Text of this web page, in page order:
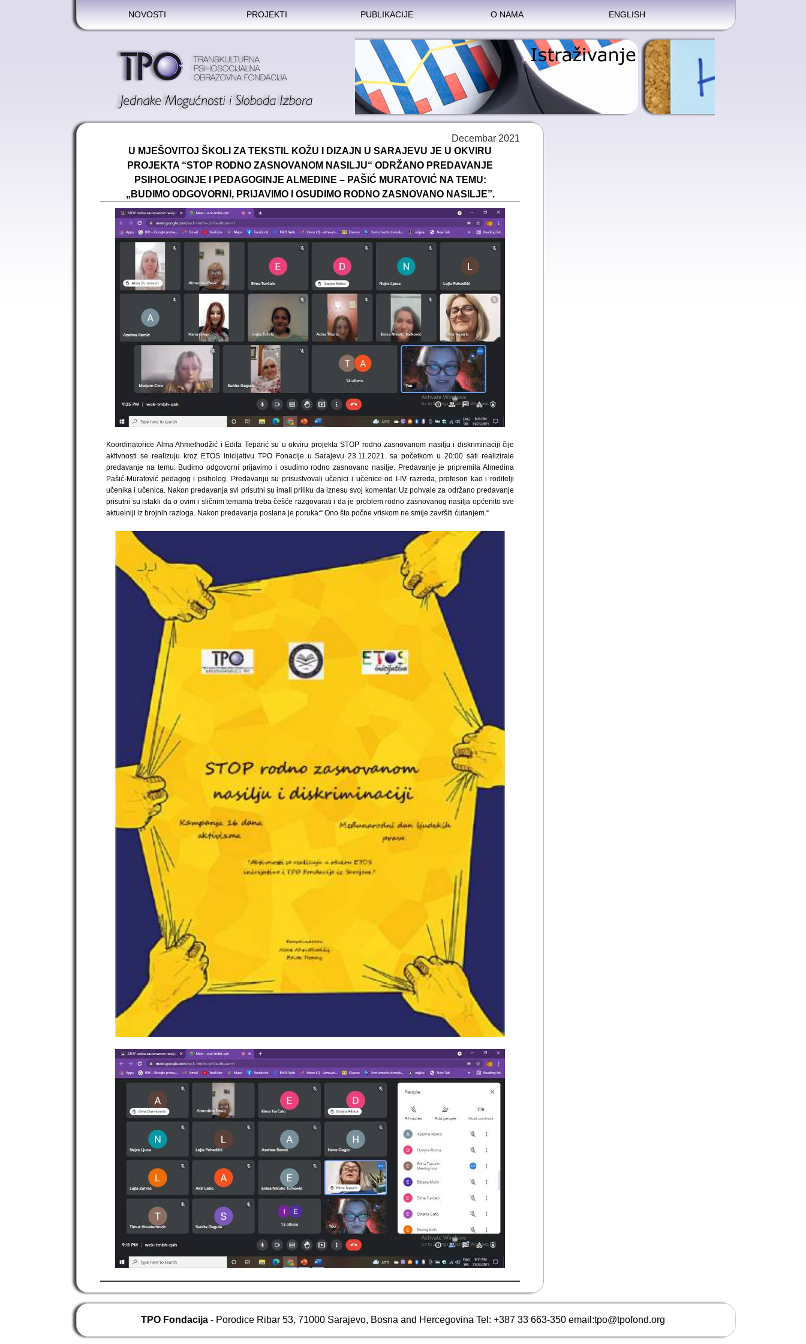
NOVOSTI PROJEKTI PUBLIKACIJE O NAMA ENGLISH
Decembar 2021
U MJEŠOVITOJ ŠKOLI ZA TEKSTIL KOŽU I DIZAJN U SARAJEVU JE U OKVIRU
PROJEKTA “STOP RODNO ZASNOVANOM NASILJU“ ODRŽANO PREDAVANJE
PSIHOLOGINJE I PEDAGOGINJE ALMEDINE – PAŠIĆ MURATOVIĆ NA TEMU:
„BUDIMO ODGOVORNI, PRIJAVIMO I OSUDIMO RODNO ZASNOVANO NASILJE”.
Koordinatorice Alma Ahmethodžić i Edita Teparić su u okviru projekta STOP rodno zasnovanom nasilju i diskriminaciji čije
aktivnosti se realizuju kroz ETOS inicijativu TPO Fonacije u Sarajevu 23.11.2021. sa početkom u 20:00 sati realizirale
predavanje na temu: Budimo odgovorni prijavimo i osudimo rodno zasnovano nasilje. Predavanje je pripremila Almedina
Pašić-Muratović pedagog i psiholog. Predavanju su prisustvovali učenici i učenice od I-IV razreda, profesori kao i roditelji
učenika i učenica. Nakon predavanja svi prisutni su imali priliku da iznesu svoj komentar. Uz pohvale za održano predavanje
prisutni su istakli da o ovim i sličnim temama treba češće razgovarati i da je problem rodno zasnovanog nasilja općenito sve
aktuelniji iz brojnih razloga. Nakon predavanja poslana je poruka:“ Ono što počne vriskom ne smije završiti ćutanjem.“
TPO Fondacija - Porodice Ribar 53, 71000 Sarajevo, Bosna and Hercegovina Tel: +387 33 663-350 email:tpo@tpofond.org